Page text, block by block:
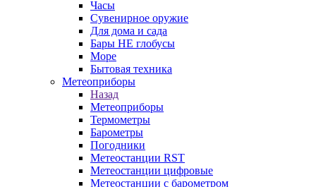
Часы
Сувенирное оружие
Для дома и сада
Бары НЕ глобусы
Море
Бытовая техника
Метеоприборы
Назад
Метеоприборы
Термометры
Барометры
Погодники
Метеостанции RST
Метеостанции цифровые
Метеостанции с барометром